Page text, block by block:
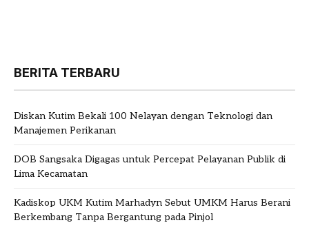
BERITA TERBARU
Diskan Kutim Bekali 100 Nelayan dengan Teknologi dan
Manajemen Perikanan
DOB Sangsaka Digagas untuk Percepat Pelayanan Publik di
Lima Kecamatan
Kadiskop UKM Kutim Marhadyn Sebut UMKM Harus Berani
Berkembang Tanpa Bergantung pada Pinjol